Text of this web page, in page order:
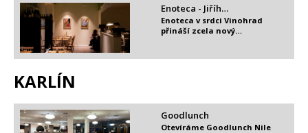
Enoteca - Jiříh…
Enoteca v srdci Vinohrad
přináší zcela nový…
KARLÍN
Goodlunch
Otevíráme Goodlunch Nile